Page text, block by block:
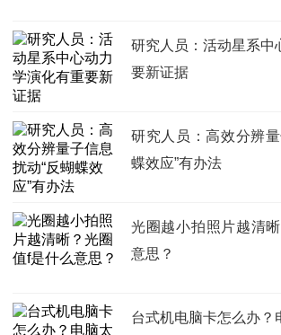
研究人员：活动星系中
要新证据
研究人员：高效分辨
蝶效应”有办法
光圈越小拍照片越清
意思？
台式机电脑卡怎么办？